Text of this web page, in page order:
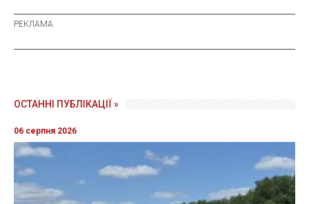
ОСТАННІ ПУБЛІКАЦІЇ »
06 серпня 2026